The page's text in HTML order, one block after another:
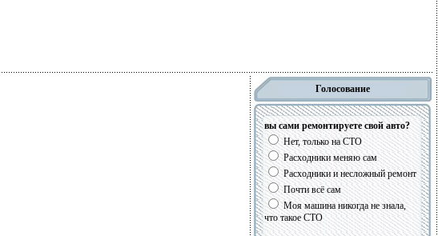
Голосование
вы сами ремонтируете свой авто?
Нет, только на СТО
Расходники меняю сам
Расходники и несложный ремонт
Почти всё сам
Моя машина никогда не знала,
что такое СТО